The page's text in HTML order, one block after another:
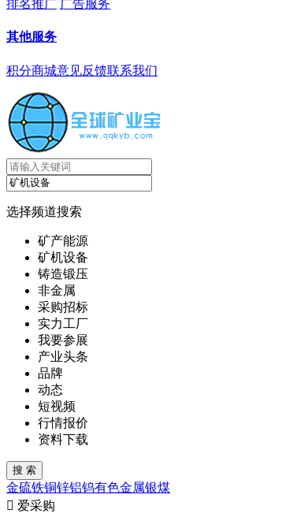
排名推广 广告服务
其他服务
积分商城意见反馈联系我们
选择频道搜索
矿产能源
矿机设备
铸造锻压
非金属
采购招标
实力工厂
我要参展
产业头条
品牌
动态
短视频
行情报价
资料下载
金硫铁铜锌铝钨有色金属银煤
 爱采购